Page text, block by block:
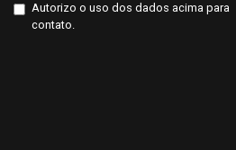
Autorizo o uso dos dados acima para
contato.